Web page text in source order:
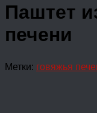
Паштет
печени
Метки: говяжья